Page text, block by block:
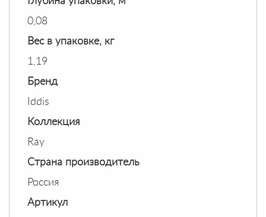
0,08
Вес в упаковке, кг
1,19
Бренд
Iddis
Коллекция
Ray
Страна производитель
Россия
Артикул